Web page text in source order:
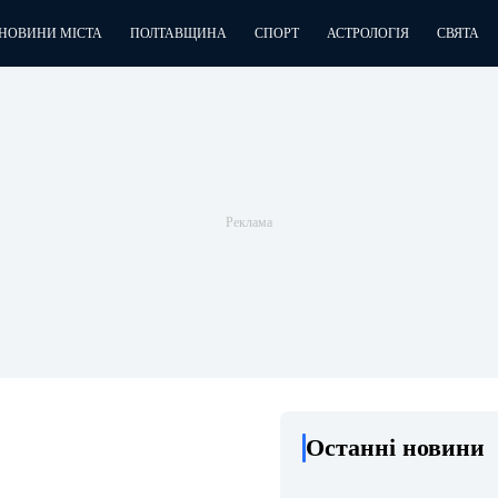
МІСТА ПОЛТАВЩИНА СПОРТ АСТРОЛОГІЯ СВЯТА
Останні новини